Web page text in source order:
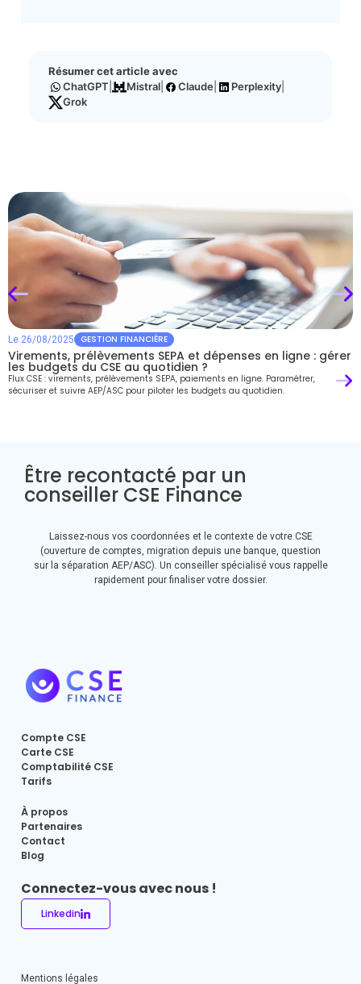
Résumer cet article avec
ChatGPT
Mistral Claude Perplexity
Grok
Le 26/08/2025 GESTION FINANCIÈRE
Virements, prélèvements SEPA et dépenses en ligne : gérer
les budgets du CSE au quotidien ?
Flux CSE : virements, prélèvements SEPA, paiements en ligne. Paramétrer,
sécuriser et suivre AEP/ASC pour piloter les budgets au quotidien.
Être recontacté par un
conseiller CSE Finance
Laissez-nous vos coordonnées et le contexte de votre CSE
(ouverture de comptes, migration depuis une banque, question
sur la séparation AEP/ASC). Un conseiller spécialisé vous rappelle
rapidement pour finaliser votre dossier.
Compte CSE
Carte CSE
Comptabilité CSE
Tarifs
À propos
Partenaires
Contact
Blog
Connectez-vous avec nous !
Linkedin
Mentions légales